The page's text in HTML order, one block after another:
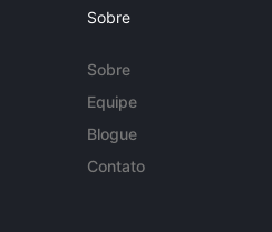
Sobre
Sobre
Equipe
Blogue
Contato